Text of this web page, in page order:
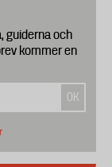
guiderna och
kommer en